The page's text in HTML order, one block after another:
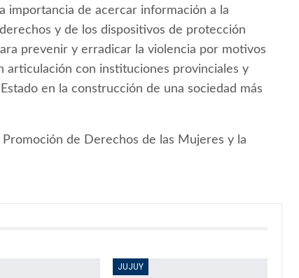
importancia de acercar información a la
y de los dispositivos de protección
prevenir y erradicar la violencia por motivos
articulación con instituciones provinciales y
en la construcción de una sociedad más
de Derechos de las Mujeres y la
JUJUY